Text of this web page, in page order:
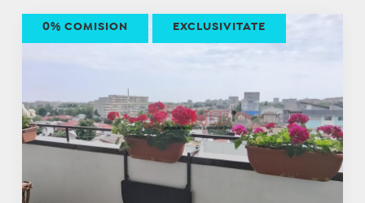
0% COMISION EXCLUSIVITATE